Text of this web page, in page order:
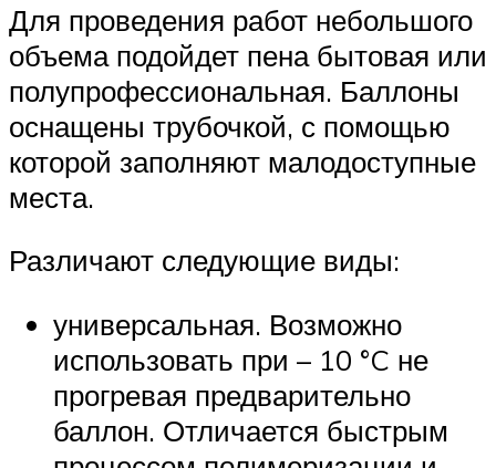
Для проведения работ небольшого
объема подойдет пена бытовая или
полупрофессиональная. Баллоны
оснащены трубочкой, с помощью
которой заполняют малодоступные
места.
Различают следующие виды:
универсальная. Возможно
использовать при – 10 °C не
прогревая предварительно
баллон. Отличается быстрым